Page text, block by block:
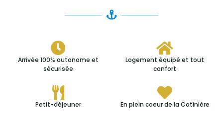
Arrivée 100% autonome et
sécurisée
Logement équipé et tout
confort
Petit-déjeuner En plein coeur de la Cotinière